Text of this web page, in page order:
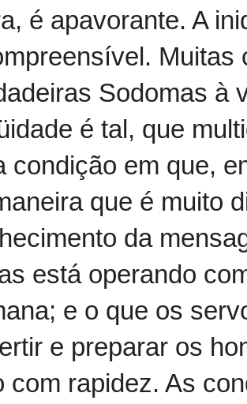
é apavorante. A
Muitas
Sodomas à
é tal, que
condição em que,
que é muito
da
está operando
e o que os
e preparar os
com rapidez. As